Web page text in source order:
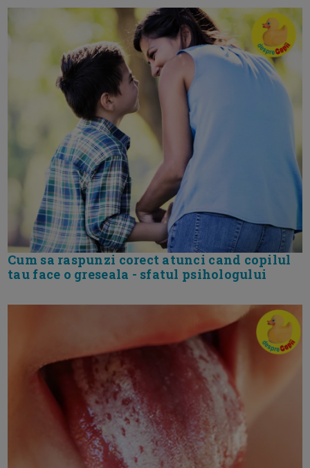
Cum sa raspunzi corect atunci cand copilul
tau face o greseala - sfatul psihologului